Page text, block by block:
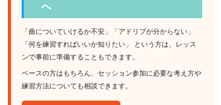
へ
「曲についていけるか不安」「アドリブが分からない」
「何を練習すればいいか知りたい」 という方は、レッス
ンで事前に準備することもできます。
ベースの方はもちろん、セッション参加に必要な考え方や
練習方法についても相談できます。